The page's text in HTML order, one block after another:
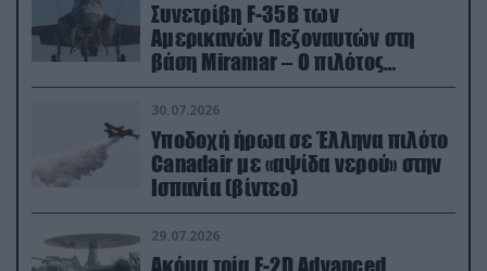
Συνετρίβη F-35B των
Αμερικανών Πεζοναυτών στη
βάση Miramar – Ο πιλότος
εκτινάχθηκε εγκαίρως
30.07.2026
Υποδοχή ήρωα σε Έλληνα πιλότο
Canadair με «αψίδα νερού» στην
Ισπανία (βίντεο)
29.07.2026